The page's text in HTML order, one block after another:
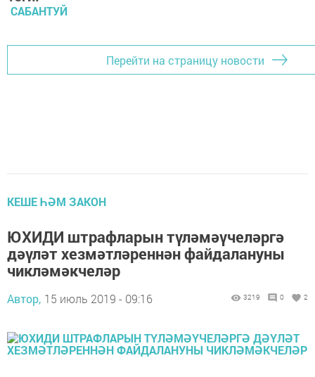
САБАНТУЙ
Перейти на страницу новости
КЕШЕ ҺӘМ ЗАКОН
ЮХИДИ штрафларын түләмәүчеләргә
дәүләт хезмәтләреннән файдалануны
чикләмәкчеләр
Автор, 15 июль 2019 - 09:16 3219 0 2